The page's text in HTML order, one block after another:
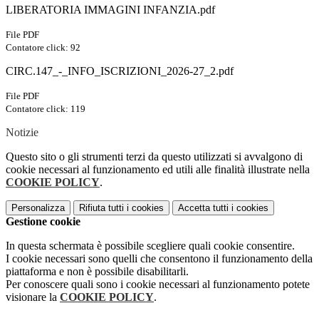
LIBERATORIA IMMAGINI INFANZIA.pdf
File PDF
Contatore click: 92
CIRC.147_-_INFO_ISCRIZIONI_2026-27_2.pdf
File PDF
Contatore click: 119
Notizie
Questo sito o gli strumenti terzi da questo utilizzati si avvalgono di
cookie necessari al funzionamento ed utili alle finalità illustrate nella
COOKIE POLICY.
Personalizza Rifiuta tutti i cookies Accetta tutti i cookies
Gestione cookie
In questa schermata è possibile scegliere quali cookie consentire.
I cookie necessari sono quelli che consentono il funzionamento della
piattaforma e non è possibile disabilitarli.
Per conoscere quali sono i cookie necessari al funzionamento potete
visionare la COOKIE POLICY.